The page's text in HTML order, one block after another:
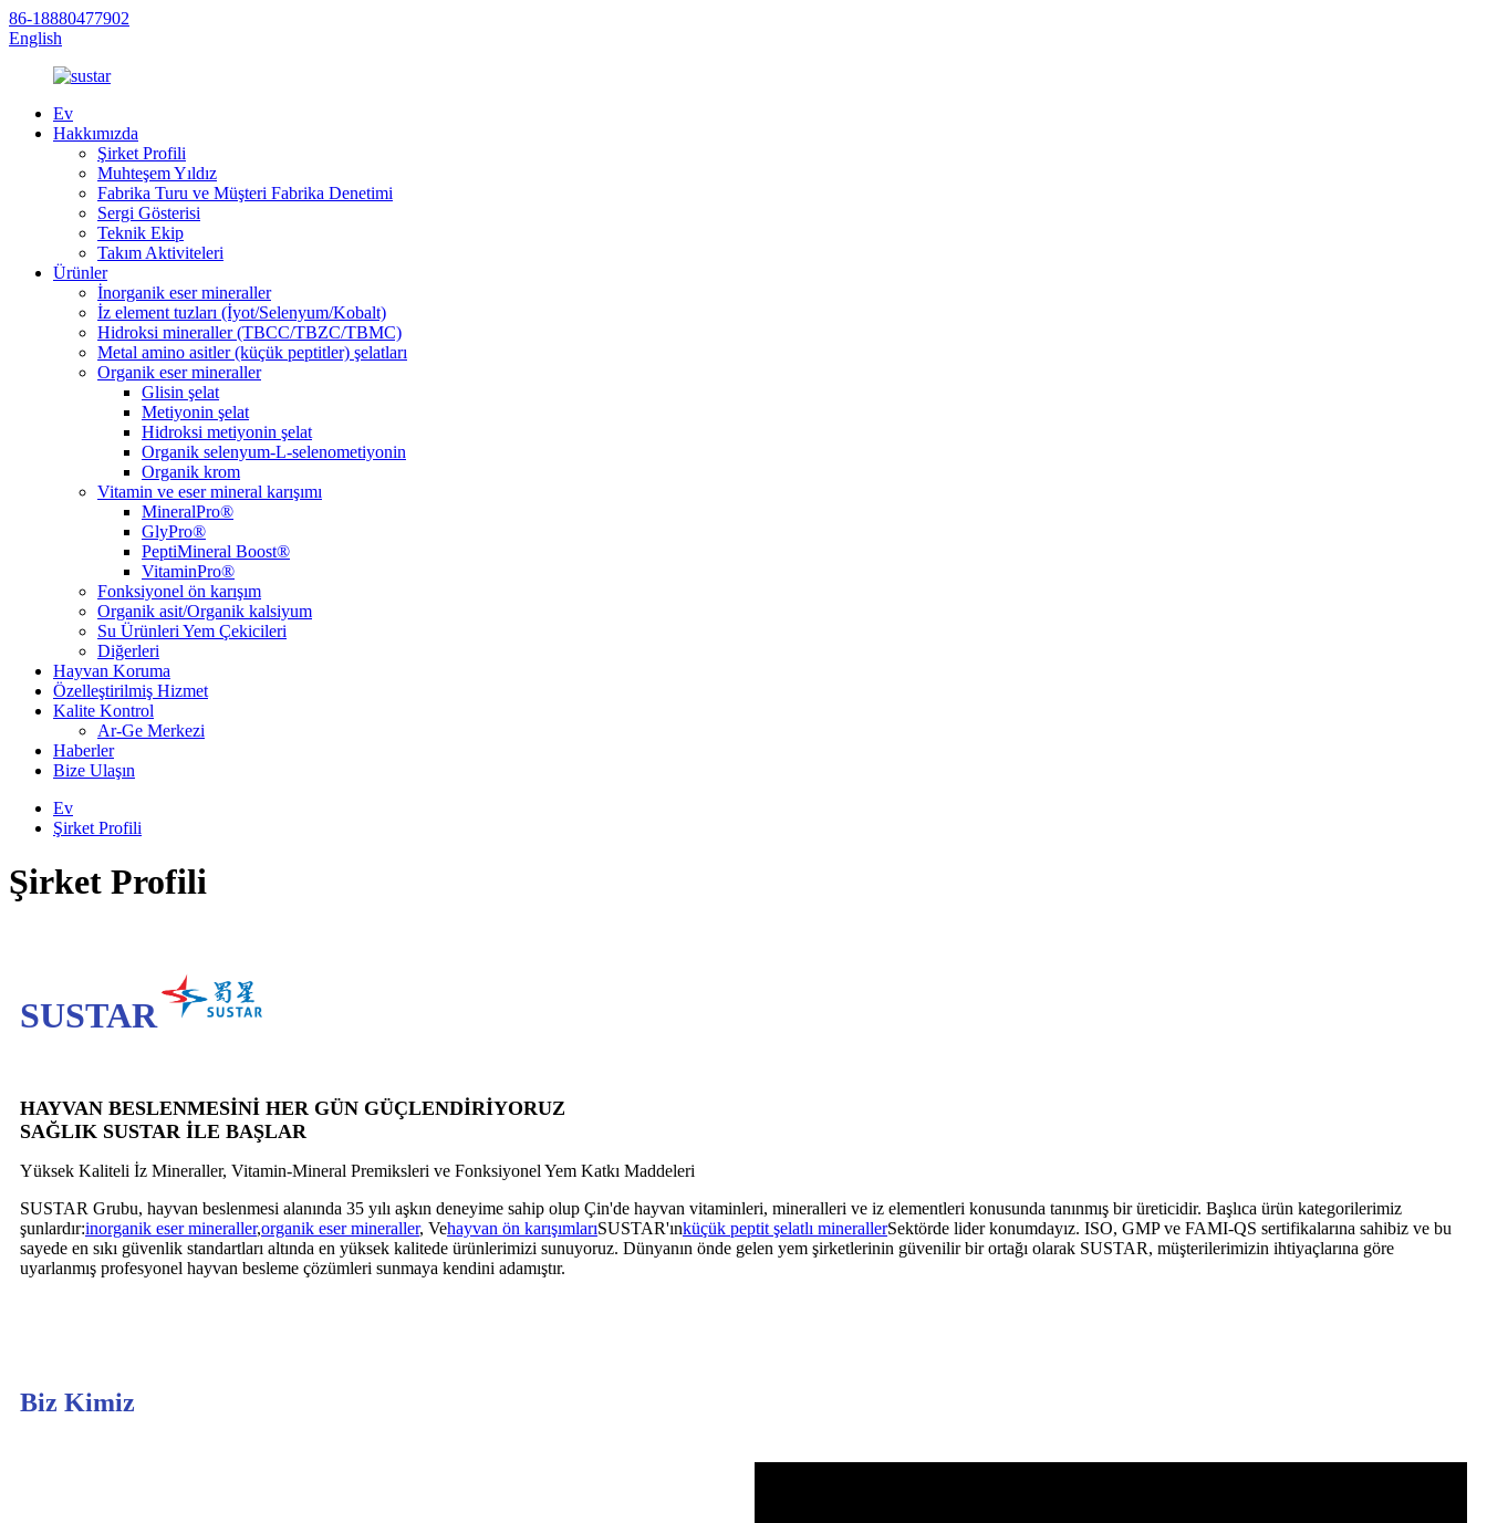
86-18880477902
English
Ev
Hakkımızda
Şirket Profili
Muhteşem Yıldız
Fabrika Turu ve Müşteri Fabrika Denetimi
Sergi Gösterisi
Teknik Ekip
Takım Aktiviteleri
Ürünler
İnorganik eser mineraller
İz element tuzları (İyot/Selenyum/Kobalt)
Hidroksi mineraller (TBCC/TBZC/TBMC)
Metal amino asitler (küçük peptitler) şelatları
Organik eser mineraller
Glisin şelat
Metiyonin şelat
Hidroksi metiyonin şelat
Organik selenyum-L-selenometiyonin
Organik krom
Vitamin ve eser mineral karışımı
MineralPro®
GlyPro®
PeptiMineral Boost®
VitaminPro®
Fonksiyonel ön karışım
Organik asit/Organik kalsiyum
Su Ürünleri Yem Çekicileri
Diğerleri
Hayvan Koruma
Özelleştirilmiş Hizmet
Kalite Kontrol
Ar-Ge Merkezi
Haberler
Bize Ulaşın
Ev
Şirket Profili
Şirket Profili
SUSTAR
HAYVAN BESLENMESİNİ HER GÜN GÜÇLENDİRİYORUZ
SAĞLIK SUSTAR İLE BAŞLAR
Yüksek Kaliteli İz Mineraller, Vitamin-Mineral Premiksleri ve Fonksiyonel Yem Katkı Maddeleri
SUSTAR Grubu, hayvan beslenmesi alanında 35 yılı aşkın deneyime sahip olup Çin'de hayvan vitaminleri, mineralleri ve iz elementleri konusunda tanınmış bir üreticidir. Başlıca ürün kategorilerimiz
şunlardır:inorganik eser mineraller,organik eser mineraller, Vehayvan ön karışımlarıSUSTAR'ınküçük peptit şelatlı minerallerSektörde lider konumdayız. ISO, GMP ve FAMI-QS sertifikalarına sahibiz ve bu
sayede en sıkı güvenlik standartları altında en yüksek kalitede ürünlerimizi sunuyoruz. Dünyanın önde gelen yem şirketlerinin güvenilir bir ortağı olarak SUSTAR, müşterilerimizin ihtiyaçlarına göre
uyarlanmış profesyonel hayvan besleme çözümleri sunmaya kendini adamıştır.
Biz Kimiz